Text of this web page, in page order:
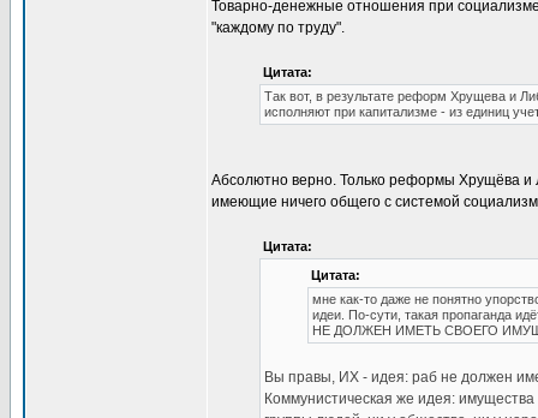
Товарно-денежные отношения при
"каждому по труду".
Цитата:
Так вот, в результате реформ Хрущева и
исполняют при капитализме - из единиц
Абсолютно верно. Только реформы Хрущёва и
имеющие ничего общего с системой
Цитата:
Цитата:
мне как-то даже не понятно
идеи. По-сути, такая пропаганда
НЕ ДОЛЖЕН ИМЕТЬ СВОЕГО
Вы правы, ИХ - идея: раб не должен
Коммунистическая же идея: